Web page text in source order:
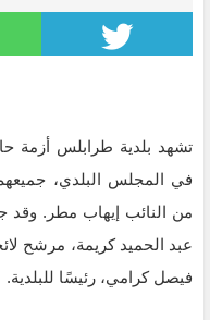
في المجلس البلدي،
من النائب إيهاب مطر. وقد
عبد الحميد كريمة، مرشح
فيصل كرامي، رئيسًا للبلدية.